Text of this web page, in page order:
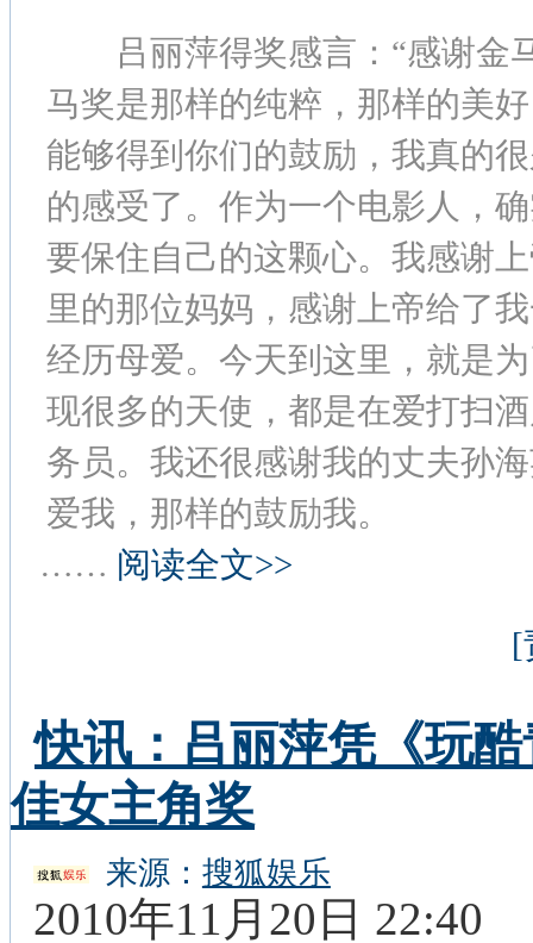
吕丽萍得奖感言：“感谢金
马奖是那样的纯粹，那样的美
能够得到你们的鼓励，我真的
的感受了。作为一个电影人，
要保住自己的这颗心。我感谢
里的那位妈妈，感谢上帝给了
经历母爱。今天到这里，就是
现很多的天使，都是在爱打扫
务员。我还很感谢我的丈夫孙
爱我，那样的鼓励我。
…… 阅读全文>>
[
快讯：吕丽萍凭《玩
佳女主角奖
来源： 搜狐娱乐
2010年11月20日 22:40